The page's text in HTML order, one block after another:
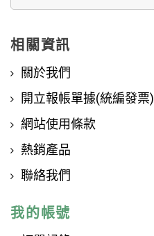
相關資訊
關於我們
開立報帳單據(統編發票)
網站使用條款
熱銷產品
聯絡我們
我的帳號